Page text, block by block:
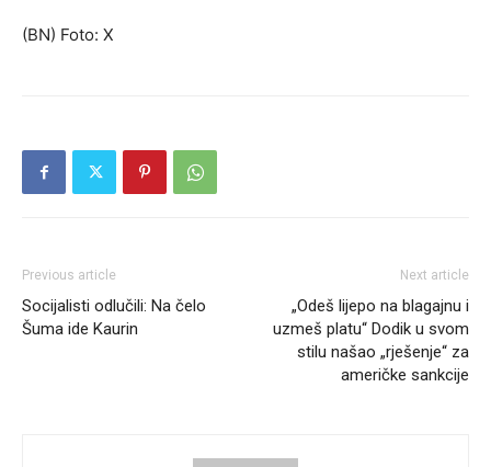
(BN) Foto: X
Previous article
Socijalisti odlučili: Na čelo
Šuma ide Kaurin
Next article
„Odeš lijepo na blagajnu i
uzmeš platu“ Dodik u svom
stilu našao „rješenje“ za
američke sankcije